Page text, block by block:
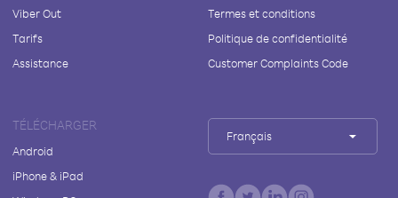
Viber Out
Tarifs
Assistance
Termes et conditions
Politique de confidentialité
Customer Complaints Code
TÉLÉCHARGER
Android
iPhone & iPad
Français